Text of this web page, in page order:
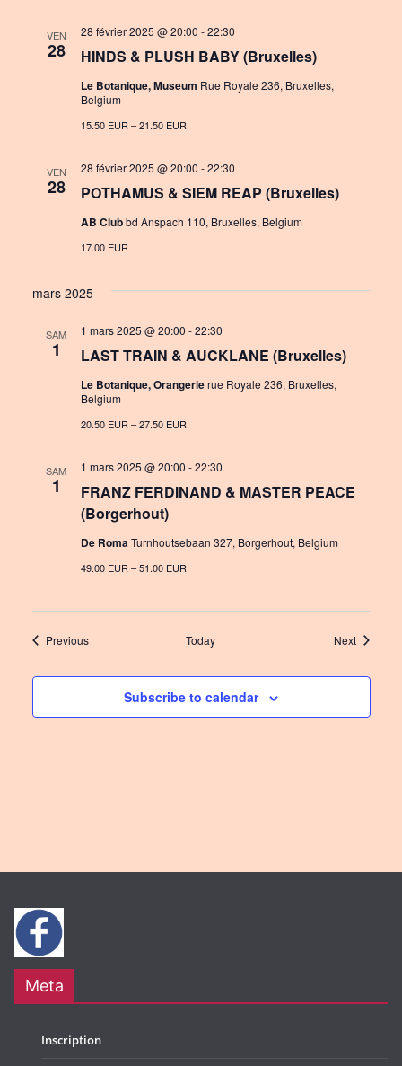
VEN
28 HINDS & PLUSH BABY (Bruxelles)
28 février 2025 @ 20:00 -22:30
Le Botanique, Museum Rue Royale 236, Bruxelles,
Belgium
15.50 EUR – 21.50 EUR
VEN
28 POTHAMUS & SIEM REAP (Bruxelles)
28 février 2025 @ 20:00 -22:30
AB Clubbd Anspach 110, Bruxelles, Belgium
17.00 EUR
mars 2025
SAM
1 LAST TRAIN & AUCKLANE (Bruxelles)
1 mars 2025 @ 20:00 -22:30
Le Botanique, Orangerierue Royale 236, Bruxelles,
Belgium
20.50 EUR – 27.50 EUR
SAM
1
FRANZ FERDINAND & MASTER PEACE
(Borgerhout)
1 mars 2025 @ 20:00 -22:30
De RomaTurnhoutsebaan 327, Borgerhout, Belgium
49.00 EUR – 51.00 EUR
PreviousEvents Today NextEvents
Subscribe to calendar
Meta
Inscription